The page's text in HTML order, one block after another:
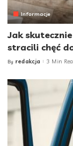
Informacje
Jak
stracili chęć
Posted
By redakcja 3 Min